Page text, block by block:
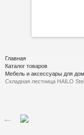
Главная
Каталог товаров
Мебель и аксессуары для
Складная лестница HAILO